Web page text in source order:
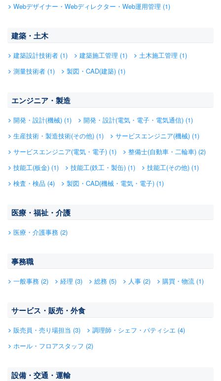
Webデザイナー・Webディレクター・Web運用管理 (1)
建築・土木
建築設計技術者 (1) 建築施工管理 (1)
土木施工管理 (1)
測量技術者 (1)
製図・CAD(建築) (1)
エンジニア・製造
開発・設計(機械) (1)
開発・設計(電気・電子・電気通信) (1)
生産技術・製造技術(その他) (1)
サービスエンジニア(機械) (1)
サービスエンジニア(電気・電子) (1)
整備士(自動車・二輪車) (2)
技能工(板金) (1)
技能工(鉄工・製缶) (1)
技能工(その他) (1)
検査・検品 (4)
製図・CAD(機械・電気・電子) (1)
医療・福祉・介護
医療・介護事務 (2)
事務職
一般事務 (2) 経理 (3) 総務 (5) 人事 (2) 購買・物流 (1)
サービス・販売・外食
販売員・売り場担当 (3)
調理師・シェフ・パティシエ (4)
ホール・フロアスタッフ (2)
設備・交通・運輸